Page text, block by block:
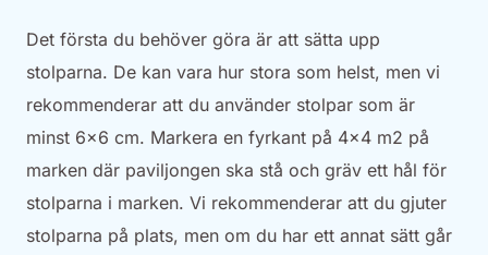
Det första du behöver göra är att sätta upp
stolparna. De kan vara hur stora som helst, men vi
rekommenderar att du använder stolpar som är
minst 6×6 cm. Markera en fyrkant på 4×4 m2 på
marken där paviljongen ska stå och gräv ett hål för
stolparna i marken. Vi rekommenderar att du gjuter
stolparna på plats, men om du har ett annat sätt går